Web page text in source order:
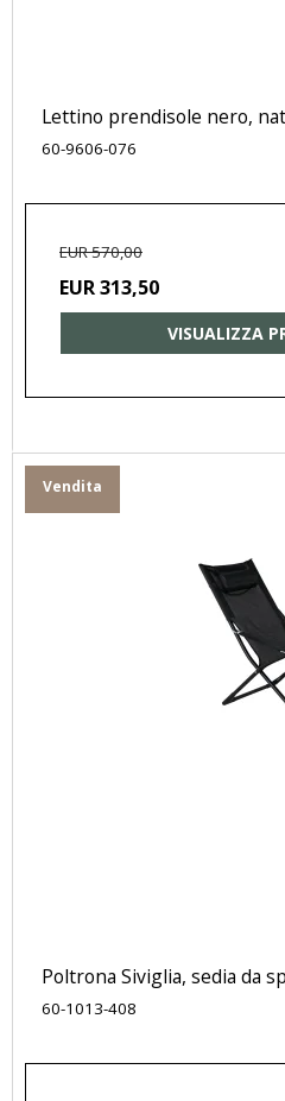
Lettino prendisole nero,
60-9606-076
EUR 570,00
EUR 313,50
VISUALIZZA
Vendita
Poltrona Siviglia, sedia da
60-1013-408